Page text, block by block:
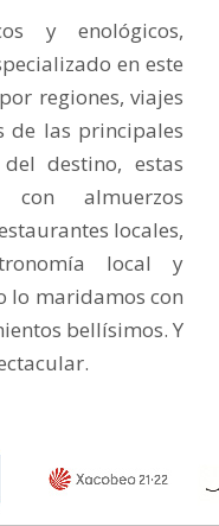
y enológicos,
en este
regiones, viajes
de las principales
destino, estas
almuerzos
locales,
local y
lo maridamos con
bellísimos. Y